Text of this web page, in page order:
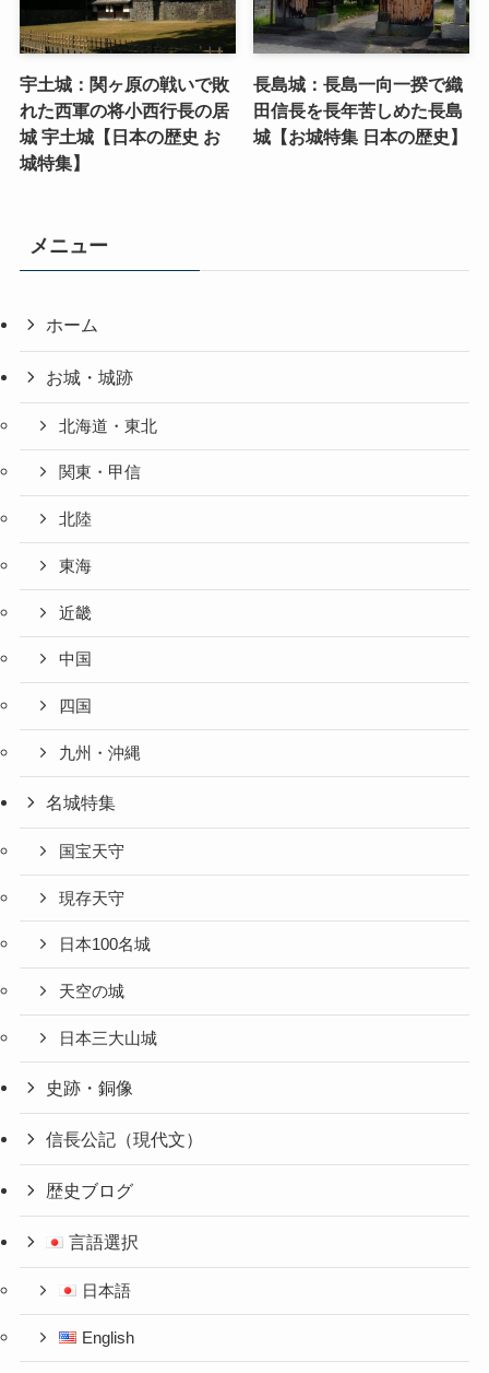
宇土城：関ヶ原の戦いで敗
れた西軍の将小西行長の居
城 宇土城【日本の歴史 お
城特集】
長島城：長島一向一揆で織
田信長を長年苦しめた長島
城【お城特集 日本の歴史】
メニュー
ホーム
お城・城跡
北海道・東北
関東・甲信
北陸
東海
近畿
中国
四国
九州・沖縄
名城特集
国宝天守
現存天守
日本100名城
天空の城
日本三大山城
史跡・銅像
信長公記（現代文）
歴史ブログ
言語選択
日本語
English